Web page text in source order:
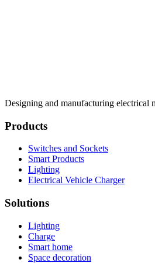
Designing and manufacturing electrical
Products
Switches and Sockets
Smart Products
Lighting
Electrical Vehicle Charger
Solutions
Lighting
Charge
Smart home
Space decoration